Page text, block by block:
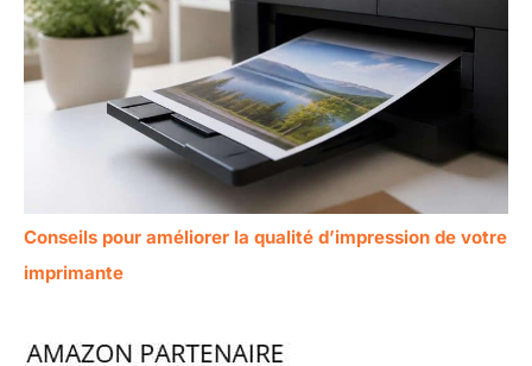
Conseils pour améliorer la qualité d’impression de votre
imprimante